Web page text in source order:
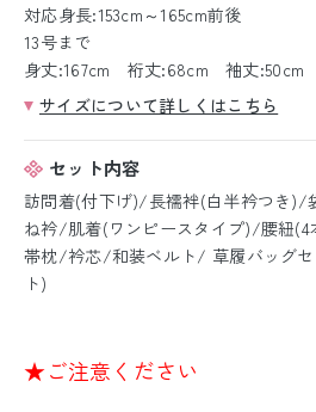
対応身長:153cm～165cm前後
13号まで
身丈:167cm 裄丈:68cm 袖丈:50cm
サイズについて詳しくはこちら
セット内容
訪問着(付下げ)/長襦袢(白半衿つき
ね衿/肌着(ワンピースタイプ)/腰紐
帯枕/衿芯/和装ベルト/ 草履バッグ
ト)
★ご注意ください